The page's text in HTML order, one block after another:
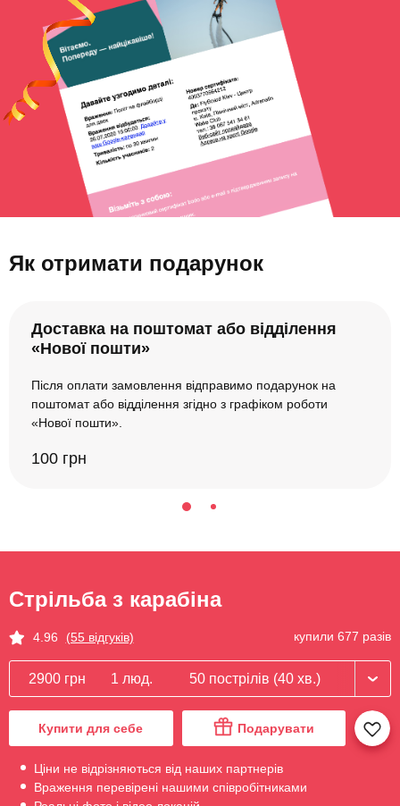
Як отримати подарунок
Доставка на поштомат або відділення
«Нової пошти»
Після оплати замовлення відправимо подарунок на
поштомат або відділення згідно з графіком роботи
«Нової пошти».
100 грн
Стрільба з карабіна
4.96 (55 відгуків) купили 677 разів
2900 грн 1 люд. 50 пострілів (40 хв.)
Купити для себе Подарувати
Ціни не відрізняються від наших партнерів
Враження перевірені нашими співробітниками